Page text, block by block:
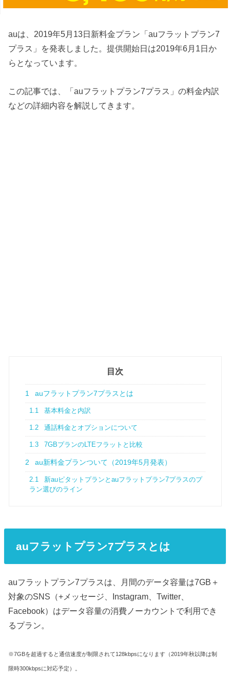
auは、2019年5月13日新料金プラン「auフラットプラン7
プラス」を発表しました。提供開始日は2019年6月1日か
らとなっています。
この記事では、「auフラットプラン7プラス」の料金内訳
などの詳細内容を解説してきます。
目次
1 auフラットプラン7プラスとは
1.1 基本料金と内訳
1.2 通話料金とオプションについて
1.3 7GBプランのLTEフラットと比較
2 au新料金プランついて（2019年5月発表）
2.1
新auピタットプランとauフラットプラン7プラスのプ
ラン選びのライン
auフラットプラン7プラスとは
auフラットプラン7プラスは、月間のデータ容量は7GB＋
対象のSNS（+メッセージ、Instagram、Twitter、
Facebook）はデータ容量の消費ノーカウントで利用でき
るプラン。
※7GBを超過すると通信速度が制限されて128kbpsになります（2019年秋以降は制
限時300kbpsに対応予定）。